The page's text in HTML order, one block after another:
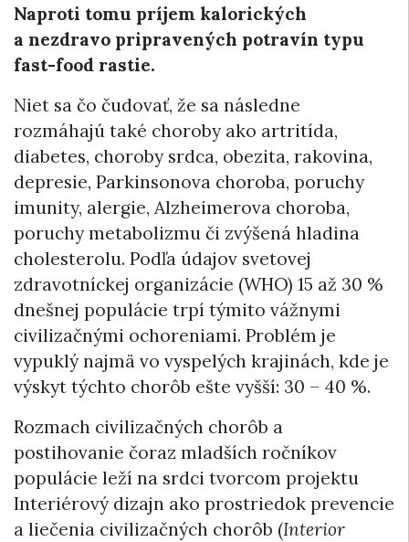
Naproti tomu príjem kalorických
a nezdravo pripravených potravín typu
fast-food rastie.
Niet sa čo čudovať, že sa následne
rozmáhajú také choroby ako artritída,
diabetes, choroby srdca, obezita, rakovina,
depresie, Parkinsonova choroba, poruchy
imunity, alergie, Alzheimerova choroba,
poruchy metabolizmu či zvýšená hladina
cholesterolu. Podľa údajov svetovej
zdravotníckej organizácie (WHO) 15 až 30 %
dnešnej populácie trpí týmito vážnymi
civilizačnými ochoreniami. Problém je
vypuklý najmä vo vyspelých krajinách, kde je
výskyt týchto chorôb ešte vyšší: 30 – 40 %.
Rozmach civilizačných chorôb a
postihovanie čoraz mladších ročníkov
populácie leží na srdci tvorcom projektu
Interiérový dizajn ako prostriedok prevencie
a liečenia civilizačných chorôb (Interior